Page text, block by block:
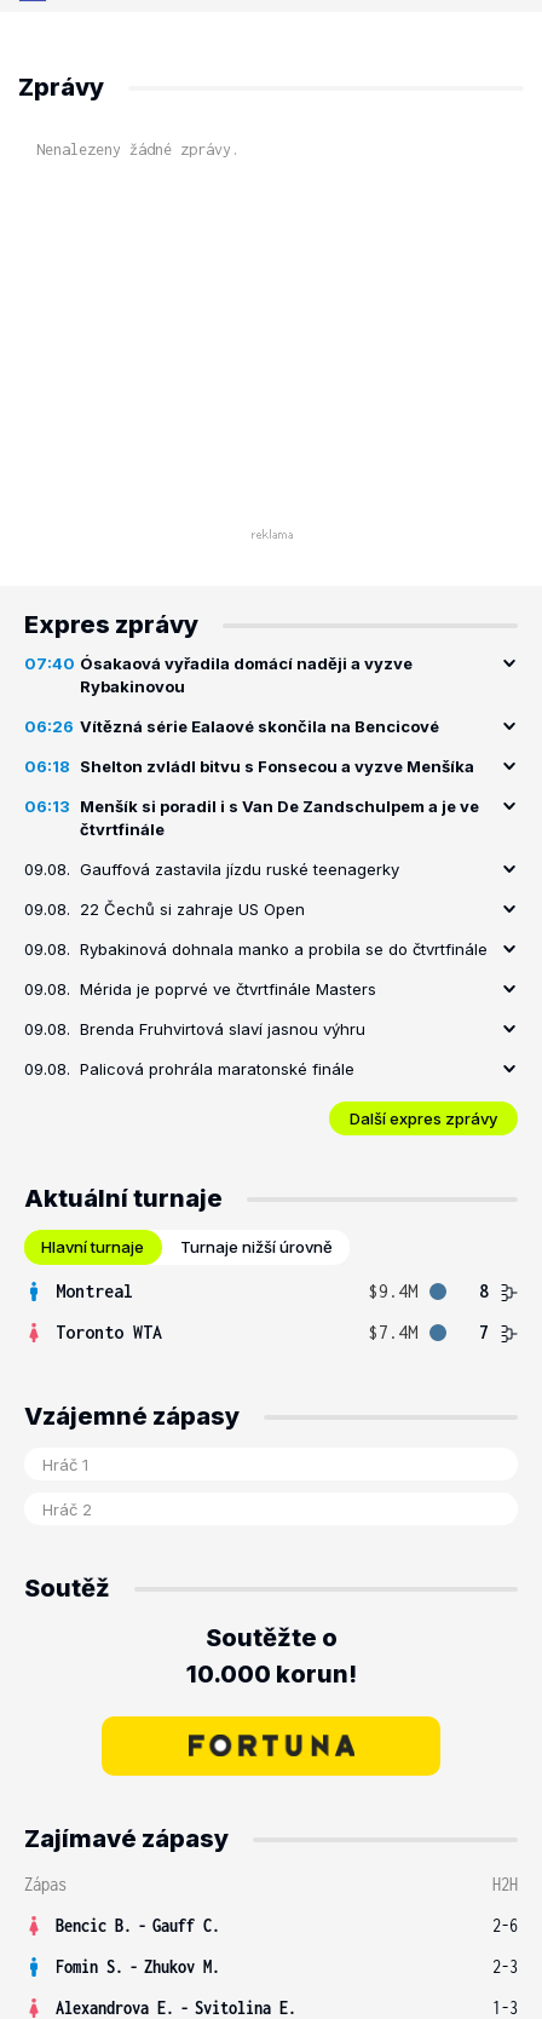
Zprávy
Nenalezeny žádné zprávy.
Expres zprávy
07:40 Ósakaová vyřadila domácí naději a vyzve
Rybakinovou
06:26 Vítězná série Ealaové skončila na Bencicové
06:18 Shelton zvládl bitvu s Fonsecou a vyzve Menšíka
06:13
Menšík si poradil i s Van De Zandschulpem a je ve
čtvrtfinále
09.08. Gauffová zastavila jízdu ruské teenagerky
09.08. 22 Čechů si zahraje US Open
09.08. Rybakinová dohnala manko a probila se do čtvrtfinále
09.08. Mérida je poprvé ve čtvrtfinále Masters
09.08. Brenda Fruhvirtová slaví jasnou výhru
09.08. Palicová prohrála maratonské finále
Další expres zprávy
Aktuální turnaje
Hlavní turnaje Turnaje nižší úrovně
Montreal $9.4M
8
Toronto WTA
$7.4M 7
Vzájemné zápasy
Soutěž
Soutěžte o
10.000 korun!
Zajímavé zápasy
Zápas
H2H
Bencic B. - Gauff C.
2-6
Fomin S. - Zhukov M.
2-3
Alexandrova E. - Svitolina E.
1-3